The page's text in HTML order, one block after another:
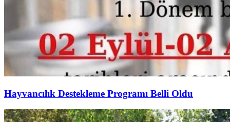
Hayvancılık Destekleme Programı Belli Oldu